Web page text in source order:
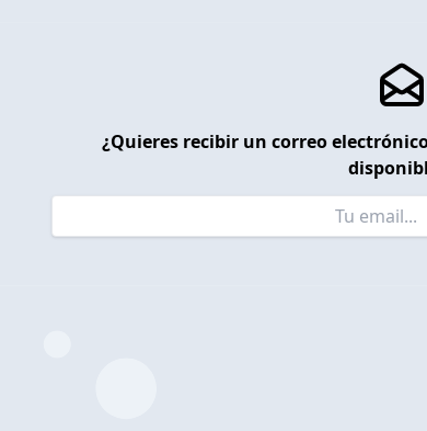
¿Quieres recibir un correo